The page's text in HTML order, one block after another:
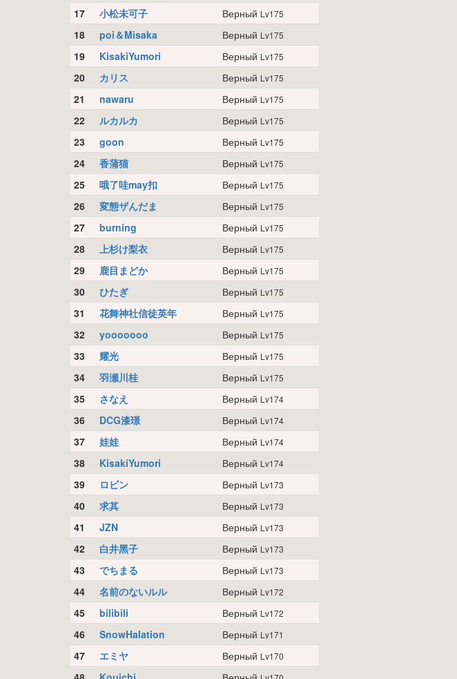
17 小松未可子 Верный Lv175
18 poi＆Misaka Верный Lv175
19 KisakiYumori Верный Lv175
20 カリス Верный Lv175
21 nawaru Верный Lv175
22 ルカルカ Верный Lv175
23 goon Верный Lv175
24 香蒲猫 Верный Lv175
25 哦了哇may扣 Верный Lv175
26 変態ザんだま Верный Lv175
27 burning Верный Lv175
28 上杉け梨衣 Верный Lv175
29 鹿目まどか Верный Lv175
30 ひたぎ Верный Lv175
31 花舞神社信徒英年 Верный Lv175
32 yooooooo Верный Lv175
33 耀光 Верный Lv175
34 羽瀬川桂 Верный Lv175
35 さなえ Верный Lv174
36 DCG漆璟 Верный Lv174
37 娃娃 Верный Lv174
38 KisakiYumori Верный Lv174
39 ロビン Верный Lv173
40 求其 Верный Lv173
41 JZN Верный Lv173
42 白井黑子 Верный Lv173
43 でちまる Верный Lv173
44 名前のないルル Верный Lv172
45 bilibili Верный Lv172
46 SnowHalation Верный Lv171
47 エミヤ Верный Lv170